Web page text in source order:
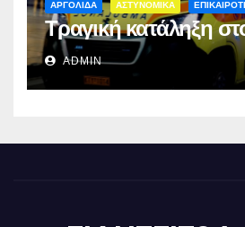
ΑΡΓΟΛΙΔΑ ΑΣΤΥΝΟΜΙΚΑ
Τραγική κατάληξη
ADMIN